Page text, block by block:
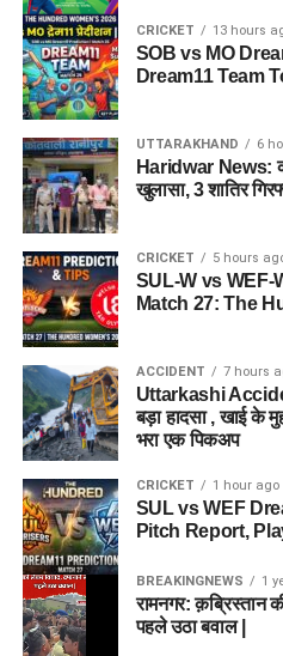
CRICKET 13 hours
SOB vs MO
Dream11 Team
UTTARAKHAND 6
Haridwar News:
खुलासा, 3 शातिर
CRICKET 5 hours
SUL-W vs WEF-
Match 27: The
ACCIDENT 7 hours
Uttarkashi
बड़ा हादसा , खाई के
भरा एक पिकअप
CRICKET 1 hour ago
SUL vs WEF
Pitch Report,
BREAKINGNEWS 1
रामनगर: क़ब्रिस्तान
पहले उठा बवाल |